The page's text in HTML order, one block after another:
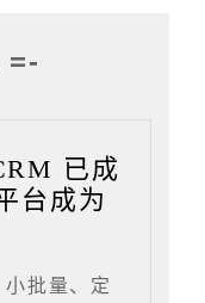
=-
已成
台成为
批量、定